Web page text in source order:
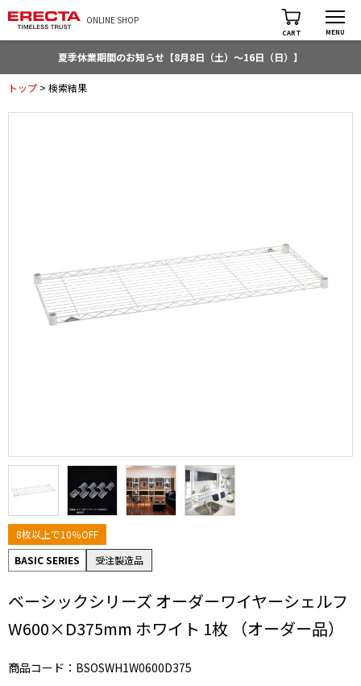
ONLINE SHOP
CART MENU
夏季休業期間のお知らせ【8月8日（土）～16日（日）】
トップ > 検索結果
8枚以上で10％OFF
BASIC SERIES
受注製造品
ベーシックシリーズ オーダーワイヤーシェルフ
W600×D375mm ホワイト 1枚 （オーダー品）
商品コード：BSOSWH1W0600D375